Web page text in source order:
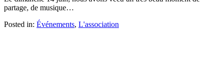
partage, de musique…
Posted in: Événements, L'association